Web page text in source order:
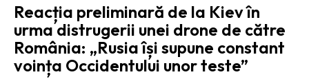
Reacția preliminară de la Kiev în
urma distrugerii unei drone de către
România: „Rusia își supune constant
voința Occidentului unor teste”